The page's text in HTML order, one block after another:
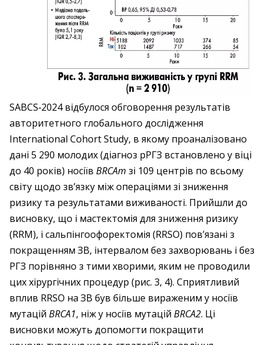
SABCS‑2024 відбулося обговорення результатів
авторитетного глобального дослідження
International Cohort Study, в якому проаналізовано
дані 5 290 молодих (діагноз рРГЗ встановлено у віці
до 40 років) носіїв BRCAm зі 109 центрів по всьому
світу щодо зв’язку між операціями зі зниження
ризику та результатами виживаності. Прийшли до
висновку, що і мастектомія для зниження ризику
(RRM), і сальпінгоофоректомія (RRSO) пов’язані з
покращенням ЗВ, інтервалом без захворювань і без
РГЗ порівняно з тими хворими, яким не проводили
цих хірургічних процедур (рис. 3, 4). Сприятливий
вплив RRSO на ЗВ був більше вираженим у носіїв
мутацій BRCA1, ніж у носіїв мутацій BRCA2. Ці
висновки можуть допомогти покращити